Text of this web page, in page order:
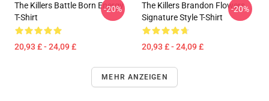
The Killers Battle Born Energy
T-Shirt
20,93 £ - 24,09 £
-20%
The Killers Brandon Flowers
Signature Style T-Shirt
20,93 £ - 24,09 £
-20%
MEHR ANZEIGEN